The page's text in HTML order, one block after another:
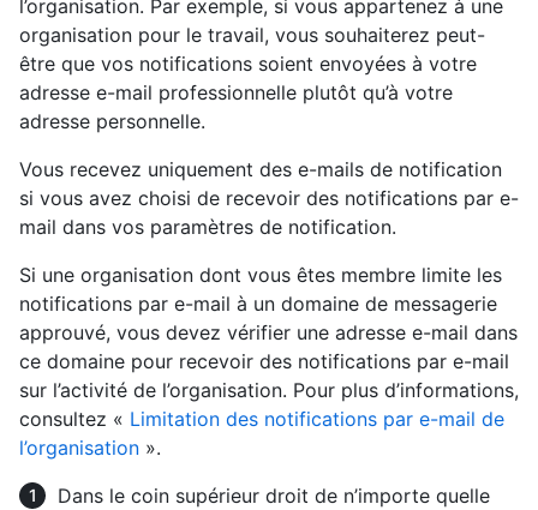
l’organisation. Par exemple, si vous appartenez à une
organisation pour le travail, vous souhaiterez peut-
être que vos notifications soient envoyées à votre
adresse e-mail professionnelle plutôt qu’à votre
adresse personnelle.
Vous recevez uniquement des e-mails de notification
si vous avez choisi de recevoir des notifications par e-
mail dans vos paramètres de notification.
Si une organisation dont vous êtes membre limite les
notifications par e-mail à un domaine de messagerie
approuvé, vous devez vérifier une adresse e-mail dans
ce domaine pour recevoir des notifications par e-mail
sur l’activité de l’organisation. Pour plus d’informations,
consultez « Limitation des notifications par e-mail de
l’organisation ».
Dans le coin supérieur droit de n’importe quelle